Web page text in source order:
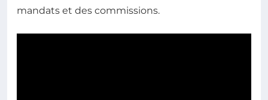
mandats et des commissions.